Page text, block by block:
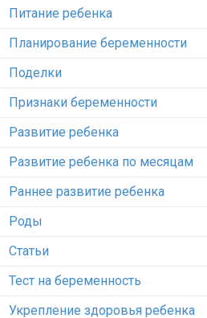
Питание ребенка
Планирование беременности
Поделки
Признаки беременности
Развитие ребенка
Развитие ребенка по месяцам
Раннее развитие ребенка
Роды
Статьи
Тест на беременность
Укрепление здоровья ребенка